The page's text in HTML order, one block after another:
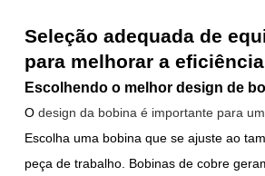
Seleção adequada de
para melhorar a eficiência
Escolhendo o melhor design de
O design da bobina é importante para
Escolha uma bobina que se ajuste ao
peça de trabalho. Bobinas de cobre